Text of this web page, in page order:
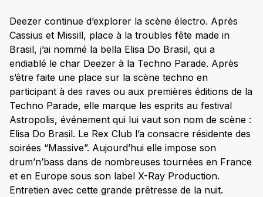
Deezer continue d’explorer la scène électro. Après
Cassius et Missill, place à la troubles fête made in
Brasil, j’ai nommé la bella Elisa Do Brasil, qui a
endiablé le char Deezer à la Techno Parade. Après
s’être faite une place sur la scène techno en
participant à des raves ou aux premières éditions de la
Techno Parade, elle marque les esprits au festival
Astropolis, événement qui lui vaut son nom de scène :
Elisa Do Brasil. Le Rex Club l’a consacre résidente des
soirées “Massive”. Aujourd’hui elle impose son
drum’n’bass dans de nombreuses tournées en France
et en Europe sous son label X-Ray Production.
Entretien avec cette grande prêtresse de la nuit.